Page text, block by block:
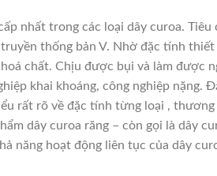
nhất trong các loại dây curoa.
thống bản V. Nhờ đặc tính thiết
chất. Chịu được bụi và làm được
khai khoáng, công nghiệp nặng.
rất rõ về đặc tính từng loại ,
dây curoa răng – còn gọi là dây
năng hoạt động liên tục của dây